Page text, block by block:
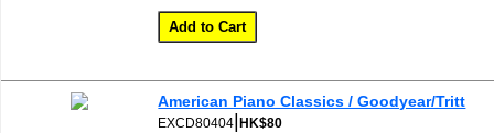
American Piano Classics / Goodyear/Tritt
EXCD80404 |HK$80